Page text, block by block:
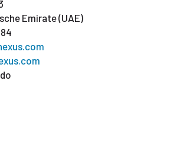
Emirate (UAE)